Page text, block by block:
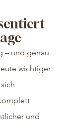
– und genau
wichtiger
und